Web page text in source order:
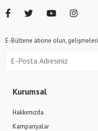
Kurumsal
Hakkımızda
Kampanyalar
E-Bültene abone olun, gelişmeleri